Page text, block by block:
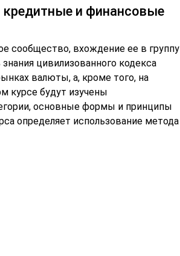
и финансовые
сообщество, вхождение ее в группу
цивилизованного кодекса
валюты, а, кроме того, на
курсе будут изучены
основные формы и принципы
определяет использование метода